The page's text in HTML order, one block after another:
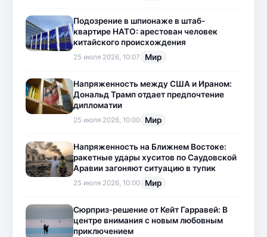
Подозрение в шпионаже в штаб-
квартире НАТО: арестован человек
китайского происхождения
25 июля 2026, 10:07 Мир
Напряженность между США и Ираном:
Дональд Трамп отдает предпочтение
дипломатии
25 июля 2026, 10:00 Мир
Напряженность на Ближнем Востоке:
ракетные удары хуситов по Саудовской
Аравии загоняют ситуацию в тупик
25 июля 2026, 10:00 Мир
Сюрприз-решение от Кейт Гарравей: В
центре внимания с новым любовным
приключением